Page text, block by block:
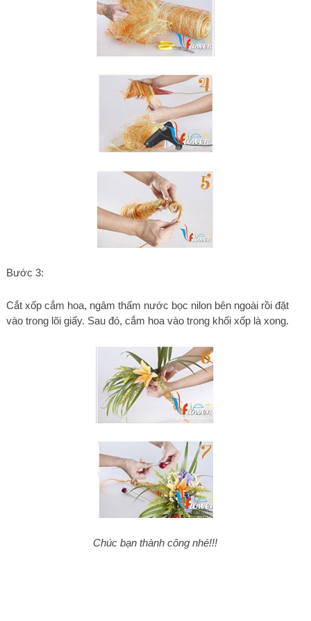
Bước 3:
Cắt xốp cắm hoa, ngâm thấm nước bọc nilon bên ngoài rồi đặt
vào trong lõi giấy. Sau đó, cắm hoa vào trong khối xốp là xong.
Chúc bạn thành công nhé!!!